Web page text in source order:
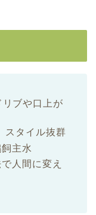
ブや口上が
スタイル抜群
主水
人間に変え